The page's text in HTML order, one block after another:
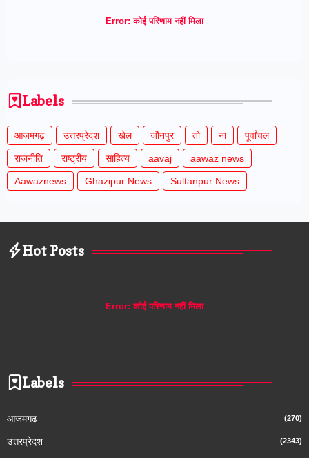
Error: कोई परिणाम नहीं मिला
Labels
आजमगढ़ उत्तरप्रेदश खेल जौनपुर तो ना पूर्वांचल
राजनीति राष्ट्रीय साहित्य aavaj aawaz news
Aawaznews Ghazipur News Sultanpur News
Hot Posts
Error: कोई परिणाम नहीं मिला
Labels
आजमगढ़ (270)
उत्तरप्रेदश (2343)